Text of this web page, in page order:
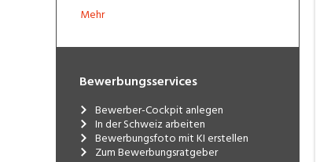
Dann bist Du bei uns richtig. Werde Teil
von morgen! Auch Initiativbewerbungen
Mehr
Bewerbungsservices
Bewerber-Cockpit anlegen
In der Schweiz arbeiten
Bewerbungsfoto mit KI erstellen
Zum Bewerbungsratgeber